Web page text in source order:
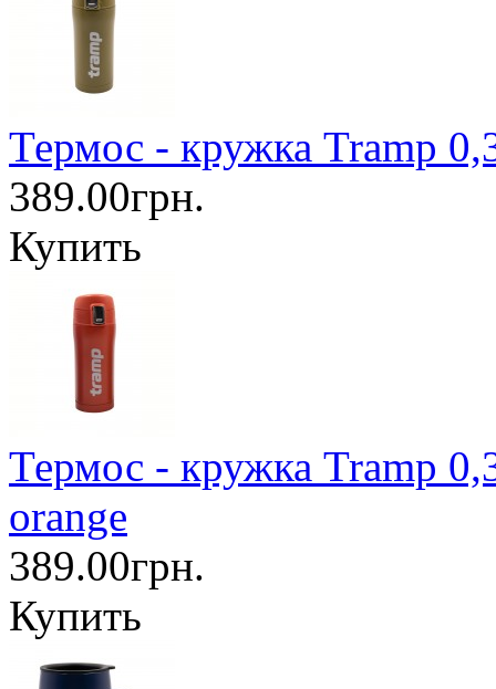
Термос - кружка Tramp
389.00грн.
Купить
Термос - кружка Tramp
orange
389.00грн.
Купить